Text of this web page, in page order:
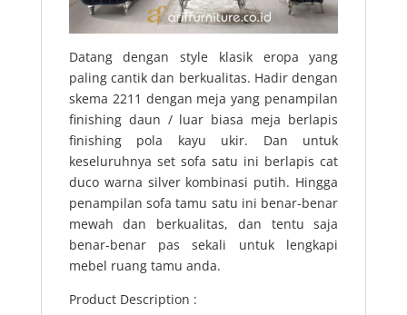
Datang dengan style klasik eropa yang
paling cantik dan berkualitas. Hadir dengan
skema 2211 dengan meja yang penampilan
finishing daun / luar biasa meja berlapis
finishing pola kayu ukir. Dan untuk
keseluruhnya set sofa satu ini berlapis cat
duco warna silver kombinasi putih. Hingga
penampilan sofa tamu satu ini benar-benar
mewah dan berkualitas, dan tentu saja
benar-benar pas sekali untuk lengkapi
mebel ruang tamu anda.
Product Description :